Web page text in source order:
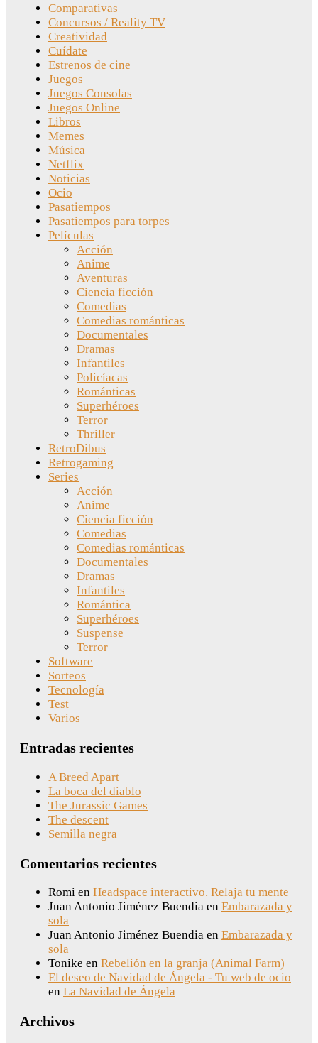
Comparativas
Concursos / Reality TV
Creatividad
Cuídate
Estrenos de cine
Juegos
Juegos Consolas
Juegos Online
Libros
Memes
Música
Netflix
Noticias
Ocio
Pasatiempos
Pasatiempos para torpes
Películas
Acción
Anime
Aventuras
Ciencia ficción
Comedias
Comedias románticas
Documentales
Dramas
Infantiles
Policíacas
Románticas
Superhéroes
Terror
Thriller
RetroDibus
Retrogaming
Series
Acción
Anime
Ciencia ficción
Comedias
Comedias románticas
Documentales
Dramas
Infantiles
Romántica
Superhéroes
Suspense
Terror
Software
Sorteos
Tecnología
Test
Varios
Entradas recientes
A Breed Apart
La boca del diablo
The Jurassic Games
The descent
Semilla negra
Comentarios recientes
Romi en Headspace interactivo. Relaja tu mente
Juan Antonio Jiménez Buendia en Embarazada y
sola
Juan Antonio Jiménez Buendia en Embarazada y
sola
Tonike en Rebelión en la granja (Animal Farm)
El deseo de Navidad de Ángela - Tu web de ocio
en La Navidad de Ángela
Archivos